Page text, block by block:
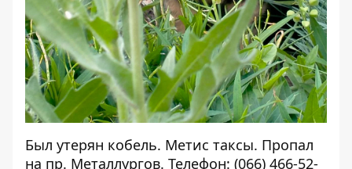
Был утерян кобель. Метис таксы. Пропал
на пр. Металлургов. Телефон: (066) 466-52-